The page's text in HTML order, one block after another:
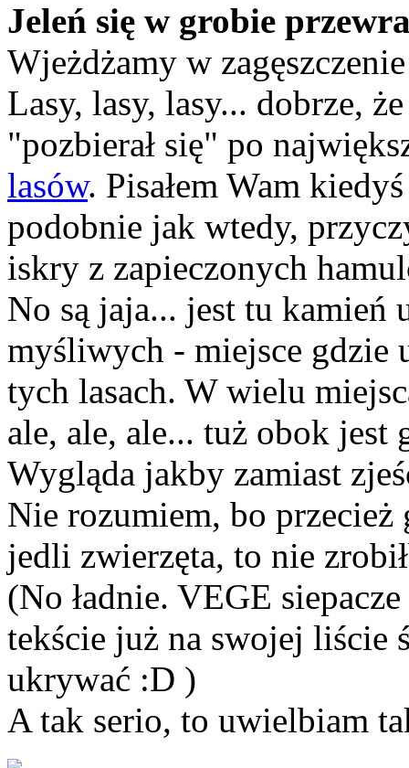
Jeleń się w grobie
Wjeżdżamy w
Lasy, lasy, lasy... dobrze,
"pozbierał się" po
lasów. Pisałem Wam
podobnie jak wtedy,
iskry z zapieczonych
No są jaja... jest tu kamień
myśliwych - miejsce gdzie
tych lasach. W wielu
ale, ale, ale... tuż obok jest
Wygląda jakby zamiast
Nie rozumiem, bo przecież
jedli zwierzęta, to nie
(No ładnie. VEGE
tekście już na swojej liście
ukrywać :D )
A tak serio, to uwielbiam